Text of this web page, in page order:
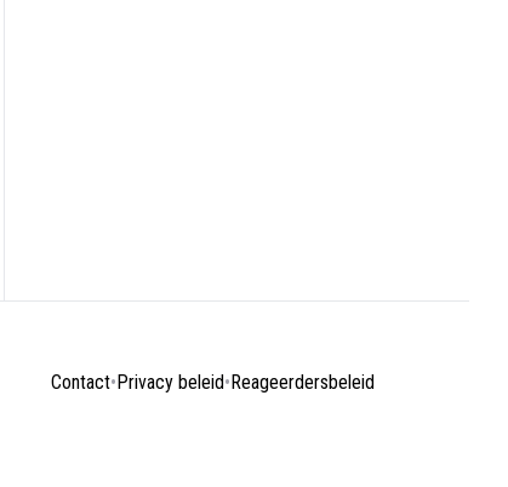
Contact• Privacy beleid• Reageerdersbeleid